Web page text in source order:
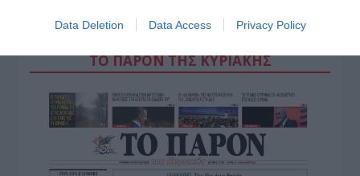
Data Deletion Data Access Privacy Policy
paron.gr
ΤΟ ΠΑΡΟΝ ΤΗΣ ΚΥΡΙΑΚΗΣ